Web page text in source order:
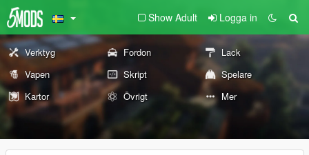
Show Adult Logga in
Verktyg Fordon
Lack
Vapen
Skript
Spelare
Kartor
Övrigt Mer